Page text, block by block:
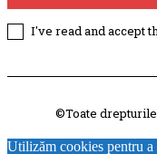
I've read and accept
©Toate drepturile
Utilizăm cookies pentru a